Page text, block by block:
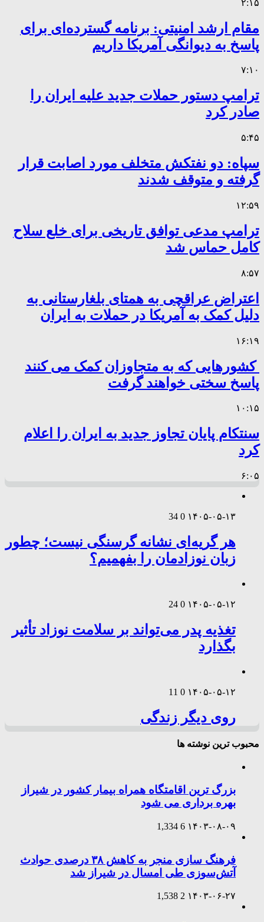
۲:۱۵
مقام ارشد امنیتی: برنامه گسترده‌ای برای
پاسخ به دیوانگی آمریکا داریم
۷:۱۰
ترامپ دستور حملات جدید علیه ایران را
صادر کرد
۵:۴۵
سپاه: دو نفتکش متخلف مورد اصابت قرار
گرفته و متوقف شدند
۱۲:۵۹
ترامپ مدعی توافق تاریخی برای خلع سلاح
کامل حماس شد
۸:۵۷
اعتراض عراقچی به همتای بلغارستانی به
دلیل کمک به آمریکا در حملات به ایران
۱۶:۱۹
کشورهایی که به متجاوزان کمک می کنند
پاسخ سختی خواهند گرفت
۱۰:۱۵
سنتکام پایان تجاوز جدید به ایران را اعلام
کرد
۶:۰۵
۱۴۰۵-۰۵-۱۳ 0
34
هر گریه‌ای نشانه گرسنگی نیست؛ چطور
زبان نوزادمان را بفهمیم؟
۱۴۰۵-۰۵-۱۲ 0
24
تغذیه پدر می‌تواند بر سلامت نوزاد تأثیر
بگذارد
۱۴۰۵-۰۵-۱۲ 0
11
روی دیگر زندگی
محبوب ترین نوشته ها
بزرگ ترین اقامتگاه همراه بیمار کشور در شیراز
بهره برداری می شود
۱۴۰۳-۰۸-۰۹ 6
1,334
فرهنگ سازی منجر به کاهش ۳۸ درصدی حوادث
آتش‌سوزی طی امسال در شیراز شد
۱۴۰۳-۰۶-۲۷ 2
1,538